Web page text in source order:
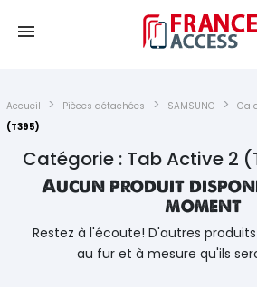
Accueil Pièces détachées SAMSUNG
(T395)
Catégorie : Tab Active 2
Aucun produit
moment
Restez à l'écoute! D'autres
au fur et à mesure qu'ils